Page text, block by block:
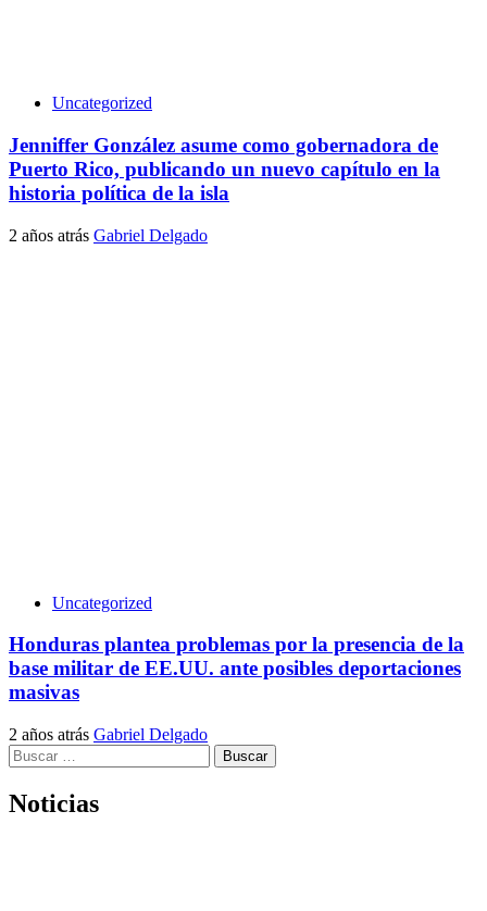
Uncategorized
Jenniffer González asume como gobernadora de
Puerto Rico, publicando un nuevo capítulo en la
historia política de la isla
2 años atrás Gabriel Delgado
Uncategorized
Honduras plantea problemas por la presencia de la
base militar de EE.UU. ante posibles deportaciones
masivas
2 años atrás Gabriel Delgado
Buscar:
Noticias